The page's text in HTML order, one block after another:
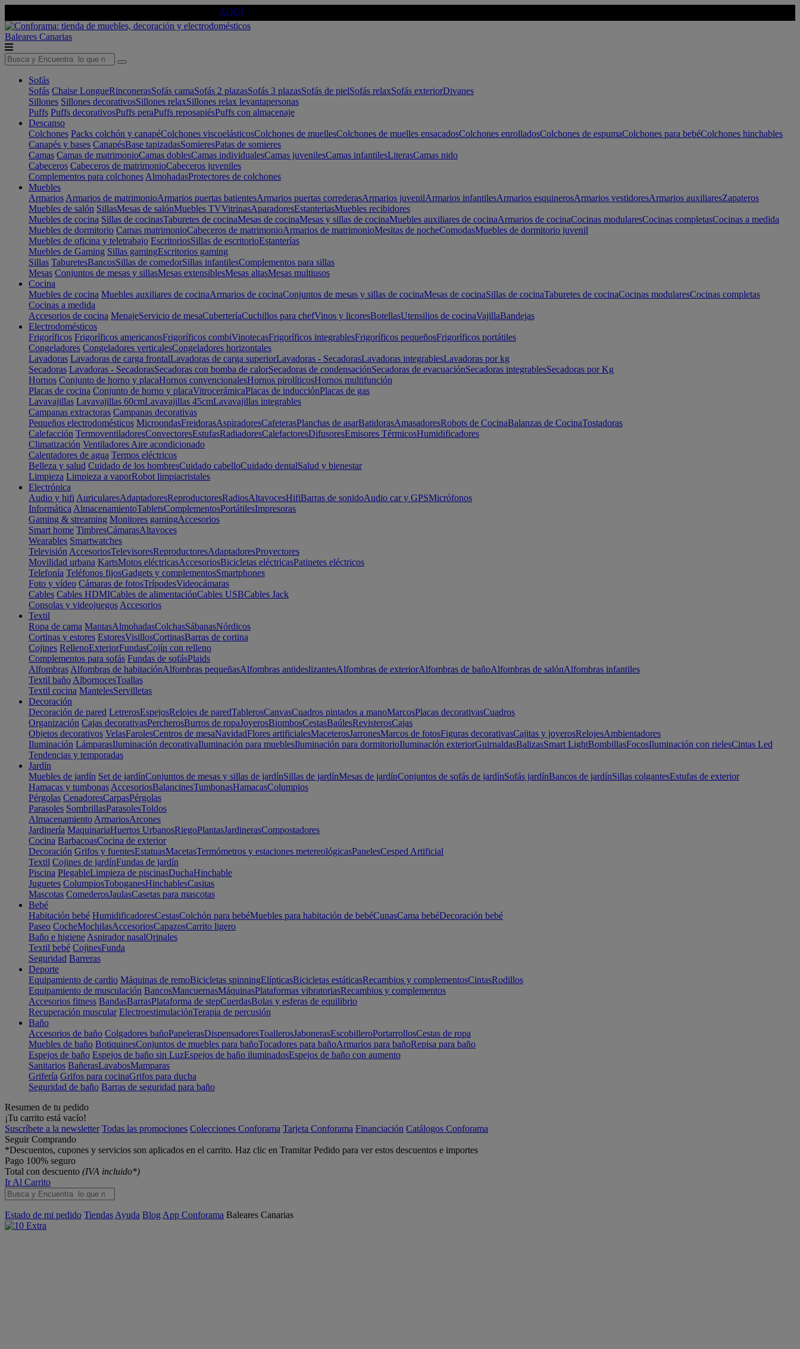
AQUÍ
Baleares Canarias
Sofás
Sofás Chaise LongueRinconerasSofás camaSofás 2 plazasSofás 3 plazasSofás de pielSofás relaxSofás exteriorDivanes
Sillones Sillones decorativosSillones relaxSillones relax levantapersonas
Puffs Puffs decorativosPuffs peraPuffs reposapiésPuffs con almacenaje
Descanso
Colchones Packs colchón y canapéColchones viscoelásticosColchones de muellesColchones de muelles ensacadosColchones enrolladosColchones de espumaColchones para bebéColchones hinchables
Canapés y bases CanapésBase tapizadasSomieresPatas de somieres
Camas Camas de matrimonioCamas doblesCamas individualesCamas juvenilesCamas infantilesLiterasCamas nido
Cabeceros Cabeceros de matrimonioCabeceros juveniles
Complementos para colchones AlmohadasProtectores de colchones
Muebles
Armarios Armarios de matrimonioArmarios puertas batientesArmarios puertas correderasArmarios juvenilArmarios infantilesArmarios esquinerosArmarios vestidoresArmarios auxiliaresZapateros
Muebles de salón SillasMesas de salónMuebles TVVitrinasAparadoresEstanteriasMuebles recibidores
Muebles de cocina Sillas de cocinasTaburetes de cocinaMesas de cocinaMesas y sillas de cocinaMuebles auxiliares de cocinaArmarios de cocinaCocinas modularesCocinas completasCocinas a medida
Muebles de dormitorio Camas matrimonioCabeceros de matrimonioArmarios de matrimonioMesitas de nocheComodasMuebles de dormitorio juvenil
Muebles de oficina y teletrabajo EscritoriosSillas de escritorioEstanterías
Muebles de Gaming Sillas gamingEscritorios gaming
Sillas TaburetesBancosSillas de comedorSillas infantilesComplementos para sillas
Mesas Conjuntos de mesas y sillasMesas extensiblesMesas altasMesas multiusos
Cocina
Muebles de cocina Muebles auxiliares de cocinaArmarios de cocinaConjuntos de mesas y sillas de cocinaMesas de cocinaSillas de cocinaTaburetes de cocinaCocinas modularesCocinas completas
Cocinas a medida
Accesorios de cocina MenajeServicio de mesaCuberteríaCuchillos para chefVinos y licoresBotellasUtensilios de cocinaVajillaBandejas
Electrodomésticos
Frigoríficos Frigoríficos americanosFrigoríficos combiVinotecasFrigoríficos integrablesFrigoríficos pequeñosFrigoríficos portátiles
Congeladores Congeladores verticalesCongeladores horizontales
Lavadoras Lavadoras de carga frontalLavadoras de carga superiorLavadoras - SecadorasLavadoras integrablesLavadoras por kg
Secadoras Lavadoras - SecadorasSecadoras con bomba de calorSecadoras de condensaciónSecadoras de evacuaciónSecadoras integrablesSecadoras por Kg
Hornos Conjunto de horno y placaHornos convencionalesHornos pirolíticosHornos multifunción
Placas de cocina Conjunto de horno y placaVitrocerámicaPlacas de inducciónPlacas de gas
Lavavajillas Lavavajillas 60cmLavavajillas 45cmLavavajillas integrables
Campanas extractoras Campanas decorativas
Pequeños electrodomésticos MicroondasFreidorasAspiradoresCafeterasPlanchas de asarBatidorasAmasadoresRobots de CocinaBalanzas de CocinaTostadoras
Calefacción TermoventiladoresConvectoresEstufasRadiadoresCalefactoresDifusoresEmisores TérmicosHumidificadores
Climatización Ventiladores Aire acondicionado
Calentadores de agua Termos eléctricos
Belleza y salud Cuidado de los hombresCuidado cabelloCuidado dentalSalud y bienestar
Limpieza Limpieza a vaporRobot limpiacristales
Electrónica
Audio y hifi AuricularesAdaptadoresReproductoresRadiosAltavocesHifiBarras de sonidoAudio car y GPSMicrófonos
Informática AlmacenamientoTabletsComplementosPortátilesImpresoras
Gaming & streaming Monitores gamingAccesorios
Smart home TimbresCámarasAltavoces
Wearables Smartwatches
Televisión AccesoriosTelevisoresReproductoresAdaptadoresProyectores
Movilidad urbana KartsMotos eléctricasAccesoriosBicicletas eléctricasPatinetes eléctricos
Telefonía Teléfonos fijosGadgets y complementosSmartphones
Foto y vídeo Cámaras de fotosTrípodesVideocámaras
Cables Cables HDMICables de alimentaciónCables USBCables Jack
Consolas y videojuegos Accesorios
Textil
Ropa de cama MantasAlmohadasColchasSábanasNórdicos
Cortinas y estores EstoresVisillosCortinasBarras de cortina
Cojines RellenoExteriorFundasCojín con relleno
Complementos para sofás Fundas de sofásPlaids
Alfombras Alfombras de habitaciónAlfombras pequeñasAlfombras antideslizantesAlfombras de exteriorAlfombras de bañoAlfombras de salónAlfombras infantiles
Textil baño AlbornocesToallas
Textil cocina MantelesServilletas
Decoración
Decoración de pared LetrerosEspejosRelojes de paredTablerosCanvasCuadros pintados a manoMarcosPlacas decorativasCuadros
Organización Cajas decorativasPercherosBurros de ropaJoyerosBiombosCestasBaúlesRevisterosCajas
Objetos decorativos VelasFarolesCentros de mesaNavidadFlores artificialesMaceterosJarronesMarcos de fotosFiguras decorativasCajitas y joyerosRelojesAmbientadores
Iluminación LámparasIluminación decorativaIluminación para mueblesIluminación para dormitorioIluminación exteriorGuirnaldasBalizasSmart LightBombillasFocosIluminación con rielesCintas Led
Tendencias y temporadas
Jardín
Muebles de jardín Set de jardínConjuntos de mesas y sillas de jardínSillas de jardínMesas de jardínConjuntos de sofás de jardínSofás jardínBancos de jardínSillas colgantesEstufas de exterior
Hamacas y tumbonas AccesoriosBalancinesTumbonasHamacasColumpios
Pérgolas CenadoresCarpasPérgolas
Parasoles SombrillasParasolesToldos
Almacenamiento ArmariosArcones
Jardinería MaquinariaHuertos UrbanosRiegoPlantasJardinerasCompostadores
Cocina BarbacoasCocina de exterior
Decoración Grifos y fuentesEstatuasMacetasTermómetros y estaciones metereológicasPanelesCesped Artificial
Textil Cojines de jardínFundas de jardín
Piscina PlegableLimpieza de piscinasDuchaHinchable
Juguetes ColumpiosToboganesHinchablesCasitas
Mascotas ComederosJaulasCasetas para mascotas
Bebé
Habitación bebé HumidificadoresCestasColchón para bebéMuebles para habitación de bebéCunasCama bebéDecoración bebé
Paseo CocheMochilasAccesoriosCapazosCarrito ligero
Baño e higiene Aspirador nasalOrinales
Textil bebé CojinesFunda
Seguridad Barreras
Deporte
Equipamiento de cardio Máquinas de remoBicicletas spinningElípticasBicicletas estáticasRecambios y complementosCintasRodillos
Equipamiento de musculación BancosMancuernasMáquinasPlataformas vibratoriasRecambios y complementos
Accesorios fitness BandasBarrasPlataforma de stepCuerdasBolas y esferas de equilibrio
Recuperación muscular ElectroestimulaciónTerapia de percusión
Baño
Accesorios de baño Colgadores bañoPapelerasDispensadoresToallerosJabonerasEscobilleroPortarrollosCestas de ropa
Muebles de baño BotiquinesConjuntos de muebles para bañoTocadores para bañoArmarios para bañoRepisa para baño
Espejos de baño Espejos de baño sin LuzEspejos de baño iluminadosEspejos de baño con aumento
Sanitarios BañerasLavabosMamparas
Grifería Grifos para cocinaGrifos para ducha
Seguridad de baño Barras de seguridad para baño
Resumen de tu pedido
¡Tu carrito está vacío!
Suscríbete a la newsletter Todas las promociones Colecciones Conforama Tarjeta Conforama Financiación Catálogos Conforama
Seguir Comprando
*Descuentos, cupones y servicios son aplicados en el carrito. Haz clic en Tramitar Pedido para ver estos descuentos e importes
Pago 100% seguro
Total con descuento (IVA incluido*)
Ir Al Carrito
Estado de mi pedido Tiendas Ayuda Blog App Conforama Baleares Canarias